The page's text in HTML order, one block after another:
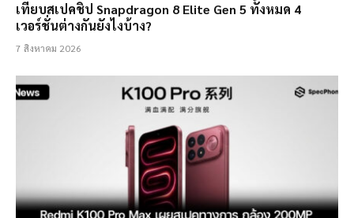
เทียบสเปคชิป Snapdragon 8 Elite Gen 5 ทั้งหมด 4
เวอร์ชั่นต่างกันยังไงบ้าง?
7 สิงหาคม 2026